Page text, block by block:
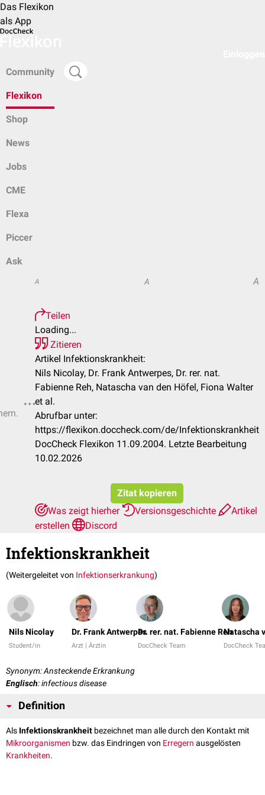
Das Flexikon
als App
Community
Flexikon
Shop
News
Jobs
CME
Flexa
Piccer
Ask
A A A
Teilen
Loading...
Zitieren
Artikel Infektionskrankheit:
Nils Nicolay, Dr. Frank Antwerpes, Dr. rer. nat.
Fabienne Reh, Natascha van den Höfel, Fiona Walter
et al.
Abrufbar unter:
https://flexikon.doccheck.com/de/Infektionskrankheit
DocCheck Flexikon 11.09.2004. Letzte Bearbeitung
10.02.2026
Zitat kopieren
Was zeigt hierher
Versionsgeschichte
Artikel
erstellen
Discord
Infektionskrankheit
(Weitergeleitet von Infektionserkrankung)
Nils Nicolay
Student/in
Dr. Frank Antwerpes
Arzt | Ärztin
Dr. rer. nat. Fabienne Reh
DocCheck Team
Natascha
DocCheck
Synonym: Ansteckende Erkrankung
Englisch: infectious disease
Definition
Als Infektionskrankheit bezeichnet man alle durch den Kontakt mit
Mikroorganismen bzw. das Eindringen von Erregern ausgelösten
Krankheiten.